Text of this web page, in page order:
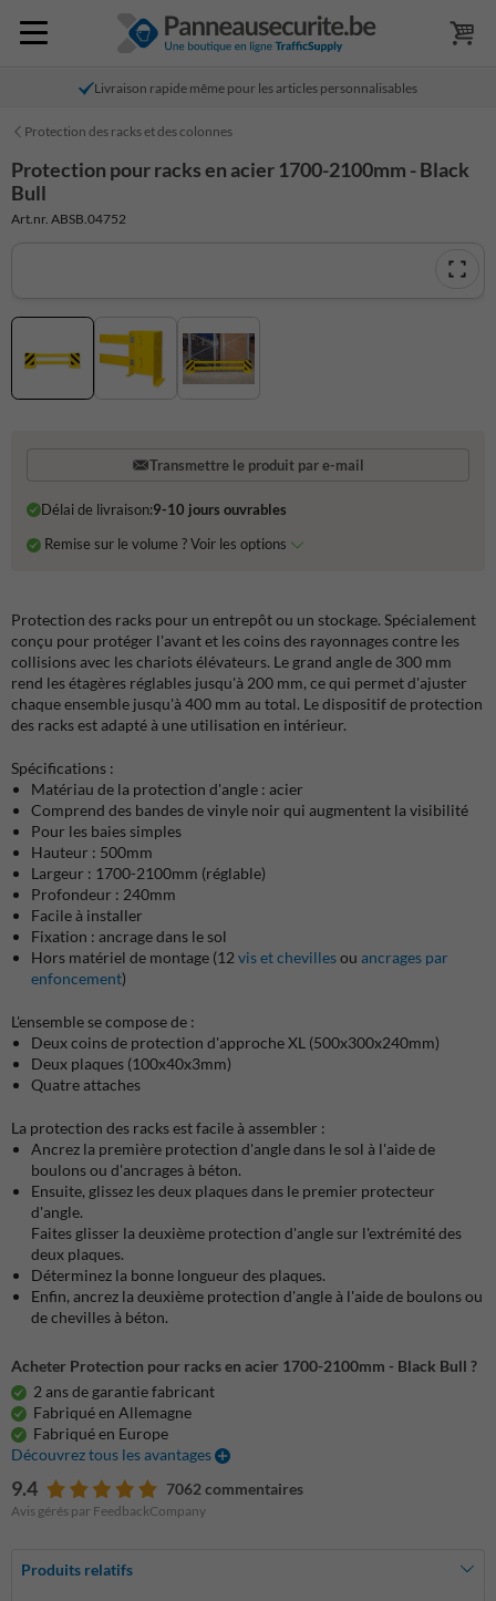
Livraison rapide même pour les articles personnalisables
Protection des racks et des colonnes
Protection pour racks en acier 1700-2100mm - Black
Bull
Art.nr. ABSB.04752
Transmettre le produit par e-mail
Délai de livraison:9-10 jours ouvrables
Remise sur le volume ? Voir les options
Protection des racks pour un entrepôt ou un stockage. Spécialement
conçu pour protéger l'avant et les coins des rayonnages contre les
collisions avec les chariots élévateurs. Le grand angle de 300 mm
rend les étagères réglables jusqu'à 200 mm, ce qui permet d'ajuster
chaque ensemble jusqu'à 400 mm au total. Le dispositif de protection
des racks est adapté à une utilisation en intérieur.
Spécifications :
Matériau de la protection d'angle : acier
Comprend des bandes de vinyle noir qui augmentent la visibilité
Pour les baies simples
Hauteur : 500mm
Largeur : 1700-2100mm (réglable)
Profondeur : 240mm
Facile à installer
Fixation : ancrage dans le sol
Hors matériel de montage (12 vis et chevillesou ancrages par
enfoncement)
L'ensemble se compose de :
Deux coins de protection d'approche XL (500x300x240mm)
Deux plaques (100x40x3mm)
Quatre attaches
La protection des racks est facile à assembler :
Ancrez la première protection d'angle dans le sol à l'aide de
boulons ou d'ancrages à béton.
Ensuite, glissez les deux plaques dans le premier protecteur
d'angle.
Faites glisser la deuxième protection d'angle sur l'extrémité des
deux plaques.
Déterminez la bonne longueur des plaques.
Enfin, ancrez la deuxième protection d'angle à l'aide de boulons ou
de chevilles à béton.
Acheter Protection pour racks en acier 1700-2100mm - Black Bull ?
2 ans de garantie fabricant
Fabriqué en Allemagne
Fabriqué en Europe
Découvrez tous les avantages
9.4 7062 commentaires
Avis gérés par FeedbackCompany
Produits relatifs